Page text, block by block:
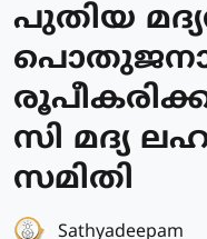
പുതിയ
സി മദ്യ
സമിതി
Sathyadeepam